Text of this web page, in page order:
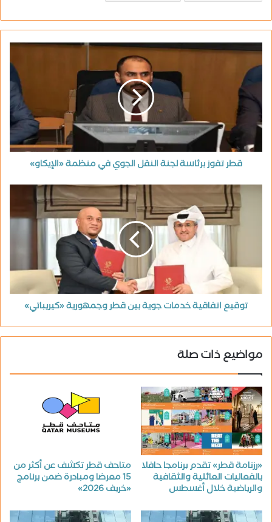
قطر تفوز برئاسة لجنة النقل الجوي في منظمة «الإيكاو»
توقيع اتفاقية خدمات جوية بين قطر وجمهورية «كيريباتي»
مواضيع ذات صلة
«رزنامة قطر» تقدم برنامجا حافلا
بالفعاليات العائلية والثقافية
والرياضية خلال أغسطس
متاحف قطر تكشف عن أكثر من
15 معرضا ومبادرة ضمن برنامج
«خريف 2026»